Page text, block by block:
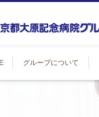
グループについて